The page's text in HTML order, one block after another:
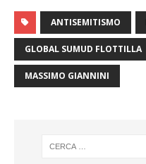
ANTISEMITISMO
GLOBAL SUMUD FLOTTILLA
MASSIMO GIANNINI